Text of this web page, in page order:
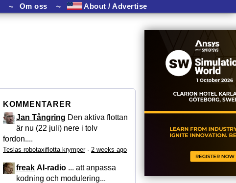
⏦ Om oss ⏦ About / Advertise
KOMMENTARER
Jan Tångring Den aktiva flottan
är nu (22 juli) nere i tolv
fordon....
Teslas robotaxiflotta krymper· 2 weeks ago
freak AI-radio ... att anpassa
kodning och modulering...